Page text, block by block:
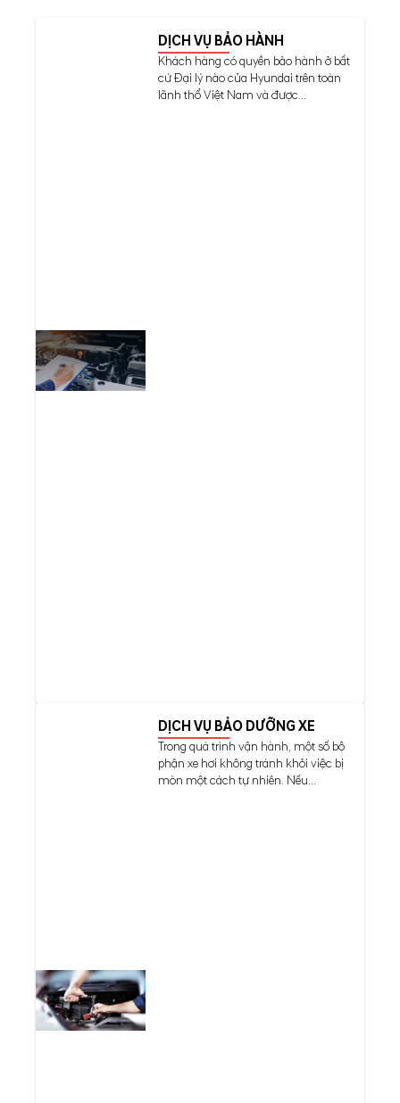
DỊCH VỤ BẢO HÀNH
Khách hàng có quyền bảo hành ở bất
cứ Đại lý nào của Hyundai trên toàn
lãnh thổ Việt Nam và được...
DỊCH VỤ BẢO DƯỠNG XE
Trong quá trình vận hành, một số bộ
phận xe hơi không tránh khỏi việc bị
mòn một cách tự nhiên. Nếu...